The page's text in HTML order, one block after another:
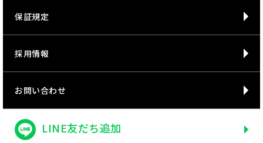
保証規定
採用情報
お問い合わせ
LINE友だち追加